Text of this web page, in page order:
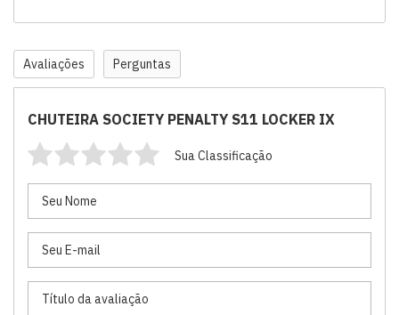
Avaliações Perguntas
CHUTEIRA SOCIETY PENALTY S11 LOCKER IX
Sua Classificação